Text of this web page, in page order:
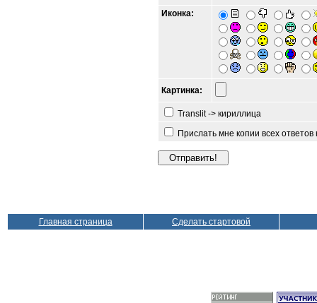
Иконка:
Картинка:
Translit -> кириллица
Прислать мне копии всех
Главная страница Сделать стартовой